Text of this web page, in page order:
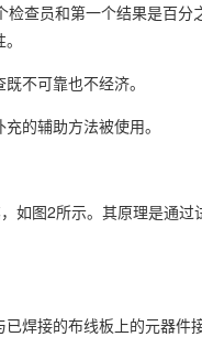
查员和第一个结果是百
不可靠也不经济。
的辅助方法被使用。
如图2所示。其原理是通
焊接的布线板上的元器